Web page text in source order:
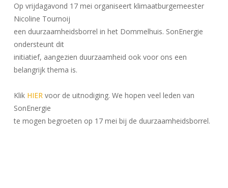
Op vrijdagavond 17 mei organiseert klimaatburgemeester
Nicoline Tournoij
een duurzaamheidsborrel in het Dommelhuis. SonEnergie
ondersteunt dit
initiatief, aangezien duurzaamheid ook voor ons een
belangrijk thema is.
Klik HIER voor de uitnodiging. We hopen veel leden van
SonEnergie
te mogen begroeten op 17 mei bij de duurzaamheidsborrel.